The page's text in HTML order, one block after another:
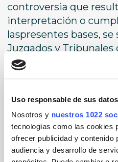
Uso responsable de sus datos
Nosotros y nuestros 1022
tecnologías como las cookies
ofrecer publicidad y contenido
audiencia y desarrollo de
controversia que
interpretación o
laspresentes bases,
Juzgados y Tribunales
Alicante.
Bases legales